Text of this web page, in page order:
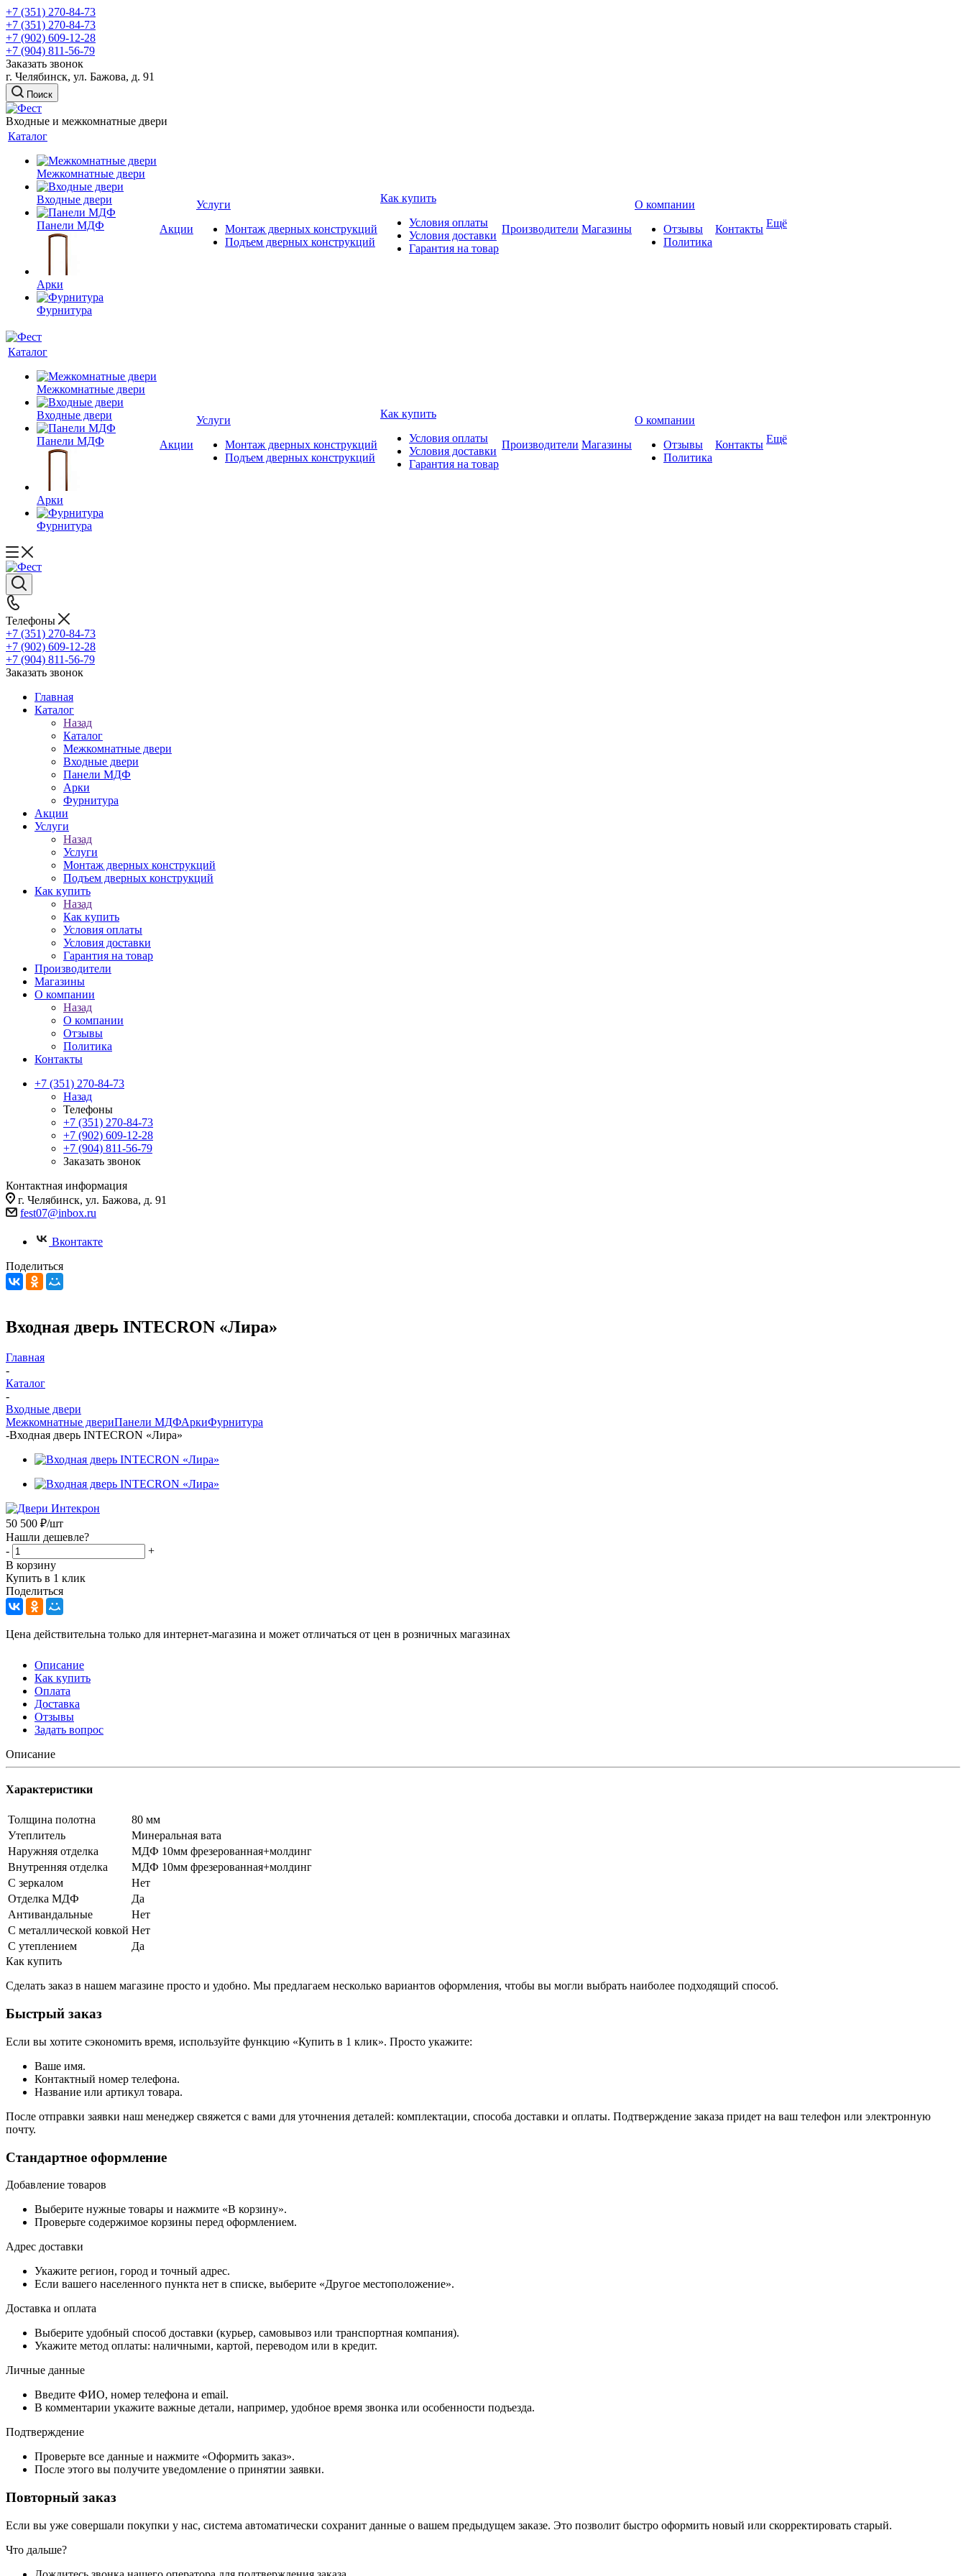
+7 (351) 270-84-73
+7 (351) 270-84-73
+7 (902) 609-12-28
+7 (904) 811-56-79
Заказать звонок
г. Челябинск, ул. Бажова, д. 91
Поиск
Входные и межкомнатные двери
Каталог
Межкомнатные двери
Входные двери
Панели МДФ
Арки
Фурнитура
Акции
Услуги
Монтаж дверных конструкций
Подъем дверных конструкций
Как купить
Условия оплаты
Условия доставки
Гарантия на товар
Производители Магазины
О компании
Отзывы
Политика
Контакты Ещё
Каталог
Межкомнатные двери
Входные двери
Панели МДФ
Арки
Фурнитура
Акции
Услуги
Монтаж дверных конструкций
Подъем дверных конструкций
Как купить
Условия оплаты
Условия доставки
Гарантия на товар
Производители Магазины
О компании
Отзывы
Политика
Контакты Ещё
Телефоны
+7 (351) 270-84-73
+7 (902) 609-12-28
+7 (904) 811-56-79
Заказать звонок
Главная
Каталог
Назад
Каталог
Межкомнатные двери
Входные двери
Панели МДФ
Арки
Фурнитура
Акции
Услуги
Назад
Услуги
Монтаж дверных конструкций
Подъем дверных конструкций
Как купить
Назад
Как купить
Условия оплаты
Условия доставки
Гарантия на товар
Производители
Магазины
О компании
Назад
О компании
Отзывы
Политика
Контакты
+7 (351) 270-84-73
Назад
Телефоны
+7 (351) 270-84-73
+7 (902) 609-12-28
+7 (904) 811-56-79
Заказать звонок
Контактная информация
г. Челябинск, ул. Бажова, д. 91
fest07@inbox.ru
Вконтакте
Поделиться
Входная дверь INTECRON «Лира»
Главная
-
Каталог
-
Входные двери
Межкомнатные двериПанели МДФАркиФурнитура
-Входная дверь INTECRON «Лира»
50 500 ₽/шт
Нашли дешевле?
-
+
В корзину
Купить в 1 клик
Поделиться
Цена действительна только для интернет-магазина и может отличаться от цен в розничных магазинах
Описание
Как купить
Оплата
Доставка
Отзывы
Задать вопрос
Описание
Характеристики
Толщина полотна
80 мм
Утеплитель
Минеральная вата
Наружняя отделка
МДФ 10мм фрезерованная+молдинг
Внутренняя отделка
МДФ 10мм фрезерованная+молдинг
С зеркалом
Нет
Отделка МДФ
Да
Антивандальные
Нет
С металлической ковкой Нет
С утеплением
Да
Как купить
Сделать заказ в нашем магазине просто и удобно. Мы предлагаем несколько вариантов оформления, чтобы вы могли выбрать наиболее подходящий способ.
Быстрый заказ
Если вы хотите сэкономить время, используйте функцию «Купить в 1 клик». Просто укажите:
Ваше имя.
Контактный номер телефона.
Название или артикул товара.
После отправки заявки наш менеджер свяжется с вами для уточнения деталей: комплектации, способа доставки и оплаты. Подтверждение заказа придет на ваш телефон или электронную
почту.
Стандартное оформление
Добавление товаров
Выберите нужные товары и нажмите «В корзину».
Проверьте содержимое корзины перед оформлением.
Адрес доставки
Укажите регион, город и точный адрес.
Если вашего населенного пункта нет в списке, выберите «Другое местоположение».
Доставка и оплата
Выберите удобный способ доставки (курьер, самовывоз или транспортная компания).
Укажите метод оплаты: наличными, картой, переводом или в кредит.
Личные данные
Введите ФИО, номер телефона и email.
В комментарии укажите важные детали, например, удобное время звонка или особенности подъезда.
Подтверждение
Проверьте все данные и нажмите «Оформить заказ».
После этого вы получите уведомление о принятии заявки.
Повторный заказ
Если вы уже совершали покупки у нас, система автоматически сохранит данные о вашем предыдущем заказе. Это позволит быстро оформить новый или скорректировать старый.
Что дальше?